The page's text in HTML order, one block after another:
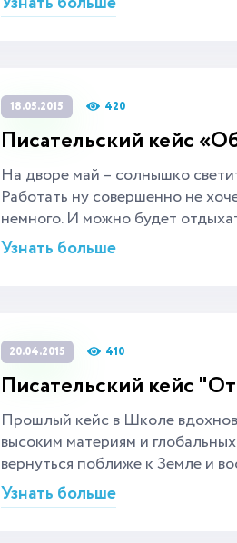
18.05.2015 420
Писательский кейс
На дворе май – солнышко
Работать ну совершенно не
немного. И можно будет
Узнать больше
20.04.2015 410
Писательский кейс
Прошлый кейс в Школе
высоким материям и
вернуться поближе к Земле и
Узнать больше